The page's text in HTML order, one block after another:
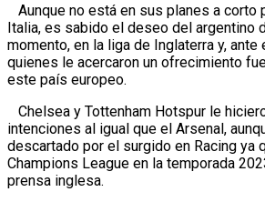
Aunque no está en sus planes a corto
Italia, es sabido el deseo del argentino
momento, en la liga de Inglaterra y,
quienes le acercaron un ofrecimiento
este país europeo.
Chelsea y Tottenham Hotspur le
intenciones al igual que el Arsenal,
descartado por el surgido en Racing ya
Champions League en la temporada
prensa inglesa.